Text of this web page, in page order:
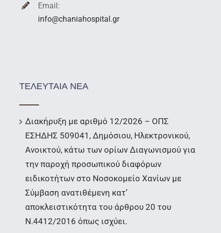
Email:
info@chaniahospital.gr
ΤΕΛΕΥΤΑΙΑ ΝΕΑ
Διακήρυξη με αριθμό 12/2026 – ΟΠΣ
ΕΣΗΔΗΣ 509041, Δημόσιου, Ηλεκτρονικού,
Ανοικτού, κάτω των ορίων Διαγωνισμού για
την παροχή προσωπικού διαφόρων
ειδικοτήτων στο Νοσοκομείο Χανίων με
Σύμβαση ανατιθέμενη κατ’
αποκλειστικότητα του άρθρου 20 του
Ν.4412/2016 όπως ισχύει.